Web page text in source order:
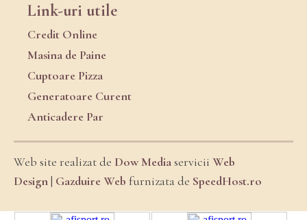
Link-uri utile
Credit Online
Masina de Paine
Cuptoare Pizza
Generatoare Curent
Anticadere Par
Web site realizat de Dow Mediaservicii Web
Design| Gazduire Web furnizata de SpeedHost.ro